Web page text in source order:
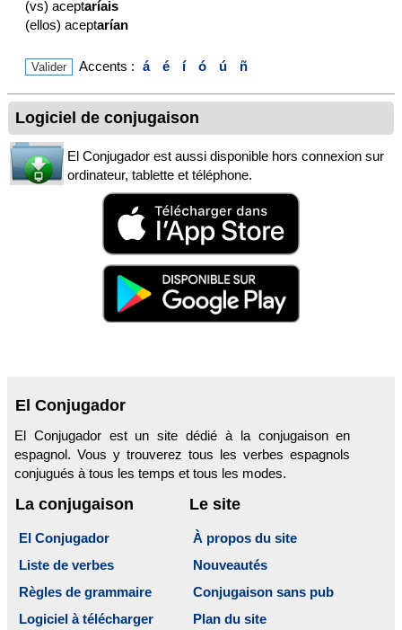
(vs) aceptaríais
(ellos) aceptarían
Accents : á é í ó ú ñ
Logiciel de conjugaison
El Conjugador est aussi disponible hors connexion sur
ordinateur, tablette et téléphone.
El Conjugador
El Conjugador est un site dédié à la conjugaison en
espagnol. Vous y trouverez tous les verbes espagnols
conjugués à tous les temps et tous les modes.
La conjugaison
El Conjugador
Liste de verbes
Règles de grammaire
Logiciel à télécharger
Le site
À propos du site
Nouveautés
Conjugaison sans pub
Plan du site